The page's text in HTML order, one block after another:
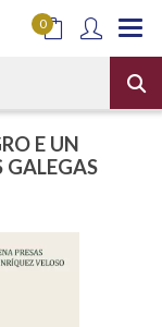
0
E UN
GALEGAS